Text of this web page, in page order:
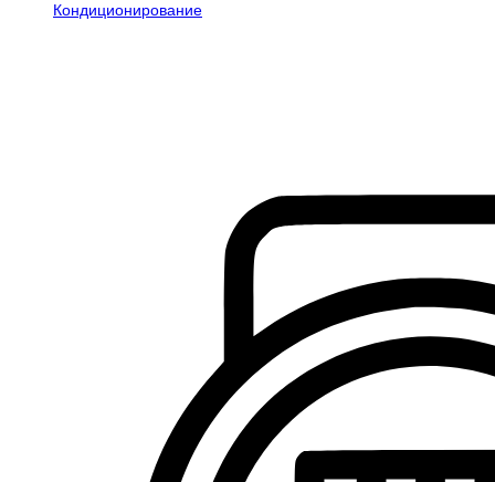
Кондиционирование